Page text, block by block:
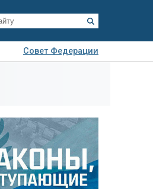
Совет Федерации